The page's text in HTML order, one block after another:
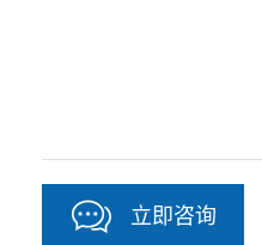
立即咨询